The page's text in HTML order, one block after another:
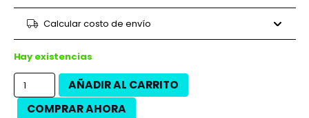
12 cuotas $375.550
9 cuotasCalcular costo de envío
Hay existencias
AÑADIR AL CARRITO
COMPRAR AHORA